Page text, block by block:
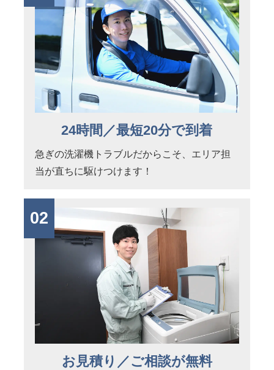
24時間／最短20分で到着
急ぎの洗濯機トラブルだからこそ、エリア担
当が直ちに駆けつけます！
02
お見積り／ご相談が無料